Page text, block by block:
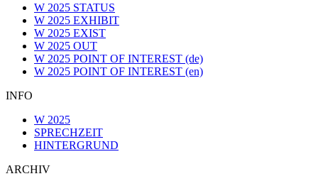
W 2025 STATUS
W 2025 EXHIBIT
W 2025 EXIST
W 2025 OUT
W 2025 POINT OF INTEREST (de)
W 2025 POINT OF INTEREST (en)
INFO
W 2025
SPRECHZEIT
HINTERGRUND
ARCHIV